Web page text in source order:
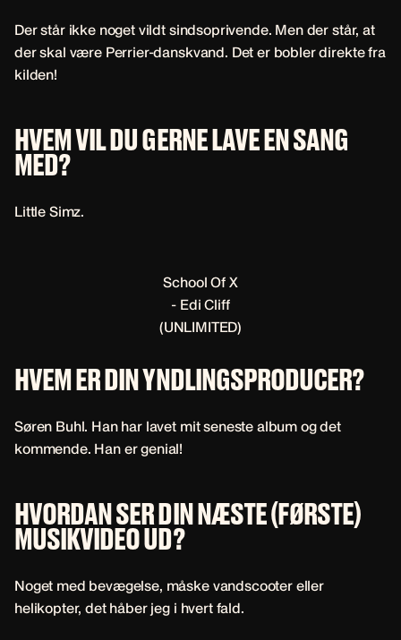
Der står ikke noget vildt sindsoprivende. Men der står, at
der skal være Perrier-danskvand. Det er bobler direkte fra
kilden!
HVEM VIL DU GERNE LAVE EN SANG
MED?
Little Simz.
School Of X
- Edi Cliff
(UNLIMITED)
HVEM ER DIN YNDLINGSPRODUCER?
Søren Buhl. Han har lavet mit seneste album og det
kommende. Han er genial!
HVORDAN SER DIN NÆSTE (FØRSTE)
MUSIKVIDEO UD?
Noget med bevægelse, måske vandscooter eller
helikopter, det håber jeg i hvert fald.